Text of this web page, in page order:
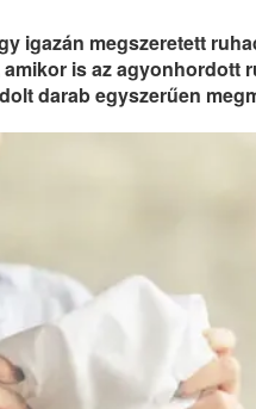
igazán megszeretett
is az agyonhordott
darab egyszerűen